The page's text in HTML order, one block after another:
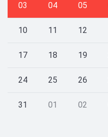
03 04 05
10 11 12
17 18 19
24 25 26
31 01 02